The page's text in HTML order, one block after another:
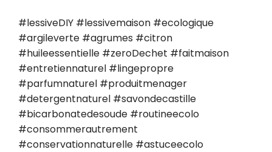
#lessiveDIY #lessivemaison #ecologique
#argileverte #agrumes #citron
#huileessentielle #zeroDechet #faitmaison
#entretiennaturel #lingepropre
#parfumnaturel #produitmenager
#detergentnaturel #savondecastille
#bicarbonatedesoude #routineecolo
#consommerautrement
#conservationnaturelle #astuceecolo